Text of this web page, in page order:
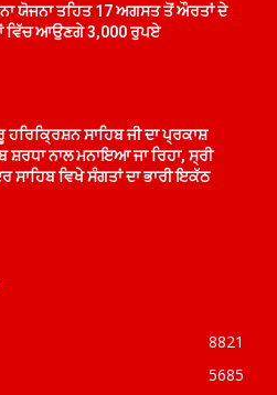
ਯੋਜਨਾ ਤਹਿਤ 17 ਅਗਸਤ ਤੋਂ ਔਰਤਾਂ ਦੇ
ਵਿੱਚ ਆਉਣਗੇ 3,000 ਰੁਪਏ
ਹਰਿਕ੍ਰਿਸ਼ਨ ਸਾਹਿਬ ਜੀ ਦਾ ਪ੍ਰਕਾਸ਼
ਸ਼ਰਧਾ ਨਾਲ ਮਨਾਇਆ ਜਾ ਰਿਹਾ, ਸ੍ਰੀ
ਸਾਹਿਬ ਵਿਖੇ ਸੰਗਤਾਂ ਦਾ ਭਾਰੀ ਇਕੱਠ
8821
5685